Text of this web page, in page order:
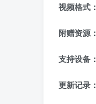
视频格式：
附赠资源：
支持设备：
更新记录：